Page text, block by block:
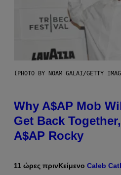
(PHOTO BY NOAM GALAI/GETTY
Why A$AP Mob
Get Back
A$AP Rocky
11 ώρες πρινΚείμενο Caleb